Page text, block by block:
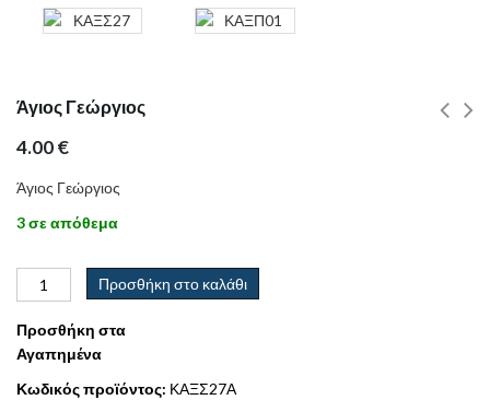
Άγιος Γεώργιος
4.00€
Άγιος Γεώργιος
3 σε απόθεμα
Προσθήκη στο καλάθι
Προσθήκη στα
Αγαπημένα
Κωδικός προϊόντος: ΚΑΞΣ27Α